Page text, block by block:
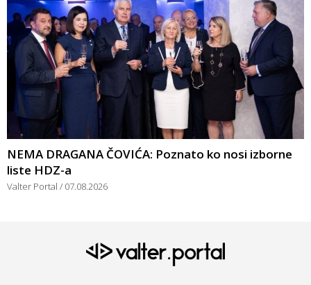
NEMA DRAGANA ČOVIĆA: Poznato ko nosi izborne
liste HDZ-a
Valter Portal 07.08.2026